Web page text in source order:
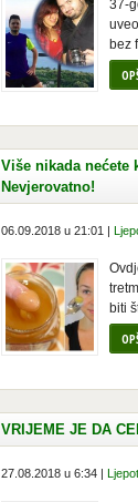
37-
bez
Više nikada
Nevjerovatno!
06.09.2018 u 21:01 |
biti
VRIJEME JE DA
27.08.2018 u 6:34 |